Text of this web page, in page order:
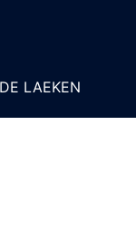
LAEKEN